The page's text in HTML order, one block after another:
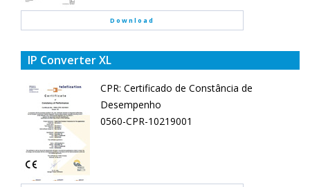
Download
IP Converter XL
CPR: Certificado de Constância de
Desempenho
0560-CPR-10219001